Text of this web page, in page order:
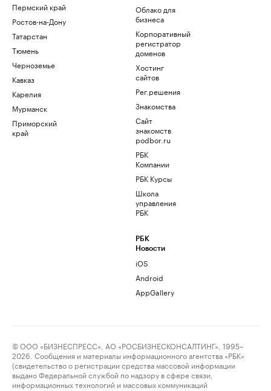
Пермский край
Ростов-на-Дону
Татарстан
Тюмень
Черноземье
Кавказ
Карелия
Мурманск
Приморский
край
Облако для
бизнеса
Корпоративный
регистратор
доменов
Хостинг
сайтов
Рег.решения
Знакомства
Сайт
знакомств
podbor.ru
РБК
Компании
РБК Курсы
Школа
управления
РБК
РБК
Новости
iOS
Android
AppGallery
© ООО «БИЗНЕСПРЕСС», АО «РОСБИЗНЕСКОНСАЛТИНГ», 1995–
2026. Сообщения и материалы информационного агентства «РБК»
(свидетельство о регистрации средства массовой информации
выдано Федеральной службой по надзору в сфере связи,
информационных технологий и массовых коммуникаций